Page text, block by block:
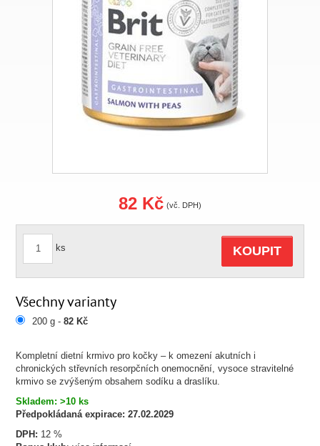
Kompletní dietní krmivo pro kočky – k omezení akutních i
chronických střevních resorpčních onemocnění, vysoce stravitelné
krmivo se zvýšeným obsahem sodíku a draslíku.
Skladem: >10 ks
Předpokládaná expirace: 27.02.2029
DPH: 12 %
82 Kč (vč. DPH)
ks KOUPIT
Všechny varianty
200 g -82 Kč